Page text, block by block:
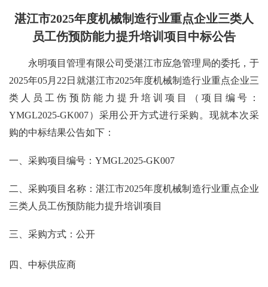
湛江市2025年度机械制造行业重点企业三类人
员工伤预防能力提升培训项目中标公告
永明项目管理有限公司 受湛江市应急管理局的委托，于
2025年05月22日 就湛江市2025年度机械制造行业重点企业三
类人员工伤预防能力提升培训项目
（项目编号：
YMGL2025-GK007）采用公开方式进行采购。现就本次采
购的中标结果公告如下：
一、 采购项目编号： YMGL2025-GK007
二、采购项目名称：湛江市2025年度机械制造行业重点企业
三类人员工伤预防能力提升培训项目
三 、采购方式： 公开
四 中标供应商